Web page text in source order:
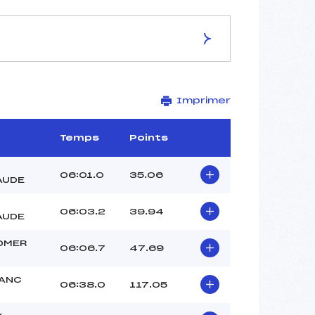
Site de Replis
3 km
50 m
50 m
Imprimer
Temps Points
06:01.0 35.06
06:03.2 39.94
06:06.7 47.69
06:38.0 117.05